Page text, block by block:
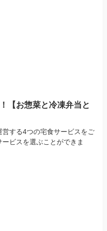
【お惣菜と冷凍弁当と
する4つの宅食サービスをご
ビスを選ぶことができま